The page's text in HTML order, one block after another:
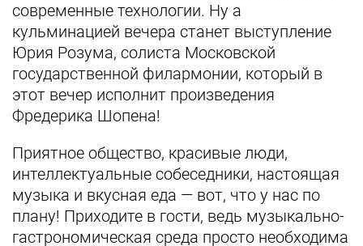
современные технологии. Ну а
кульминацией вечера станет выступление
Юрия Розума, солиста Московской
государственной филармонии, который в
этот вечер исполнит произведения
Фредерика Шопена!
Приятное общество, красивые люди,
интеллектуальные собеседники, настоящая
музыка и вкусная еда — вот, что у нас по
плану! Приходите в гости, ведь музыкально-
гастрономическая среда просто необходима